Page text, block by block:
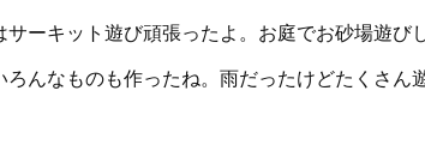
サーキット遊び頑張ったよ。お庭でお砂場遊び
ろんなものも作ったね。雨だったけどたくさん